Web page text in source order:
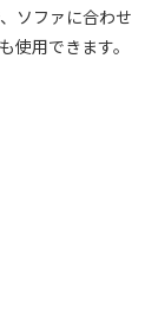
ソファに合わせ
使用できます。